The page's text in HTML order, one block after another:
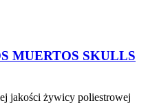
MUERTOS SKULLS
jakości żywicy poliestrowej